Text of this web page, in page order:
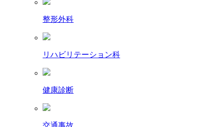
整形外科
リハビリテーション科
健康診断
交通事故